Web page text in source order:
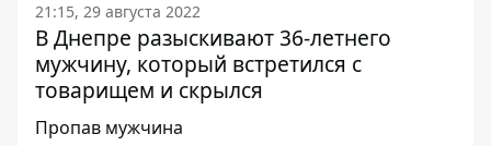
21:15, 29 августа 2022
В Днепре разыскивают 36-летнего
мужчину, который встретился с
товарищем и скрылся
Пропав мужчина